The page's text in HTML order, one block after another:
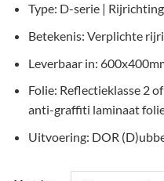
tot
Type: D-serie | Rijrichting
Betekenis: Verplichte
Leverbaar in:
Folie: Reflectieklasse 2
anti-graffiti laminaat
Uitvoering: DOR